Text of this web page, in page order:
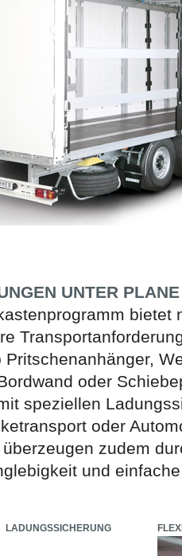
UNTER PLANE
bietet
Pritschenanhänger,
oder
speziellen
oder
zudem
und
LADUNGSSICHERUNG